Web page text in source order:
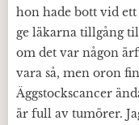
hon hade bott vid
ge läkarna tillgång
om det var någon
vara så, men oron
Äggstockscancer
är full av tumörer.